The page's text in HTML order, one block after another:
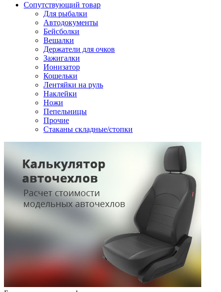
Сопутствующий товар
Для рыбалки
Автодокументы
Бейсболки
Вешалки
Держатели для очков
Зажигалки
Ионизатор
Кошельки
Лентяйки на руль
Наклейки
Ножи
Пепельницы
Прочие
Стаканы складные/стопки